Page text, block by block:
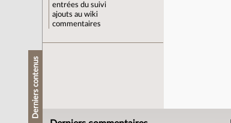
entrées du suivi
ajouts au wiki
commentaires
Derniers contenus